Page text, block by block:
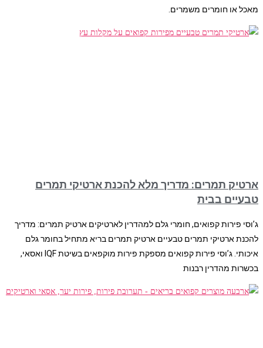
מאכל או חומרים משמרים.
ארטיק תמרים: מדריך מלא להכנת ארטיקי תמרים
טבעיים בבית
ג’וסי פירות קפואים, חומרי גלם למהדרין לארטיקים ארטיק תמרים: מדריך
להכנת ארטיקי תמרים טבעיים ארטיק תמרים בריא מתחיל בחומר גלם
איכותי. ג’וסי פירות קפואים מספקת פירות מוקפאים בשיטת IQF ואסאי,
בכשרות מהדרין רבנות